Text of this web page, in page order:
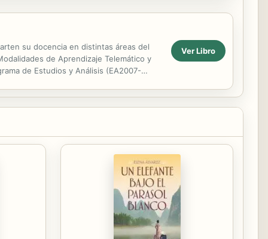
su docencia en distintas áreas del
de Aprendizaje Telemático y
de Estudios y Análisis (EA2007-
Ver Libro